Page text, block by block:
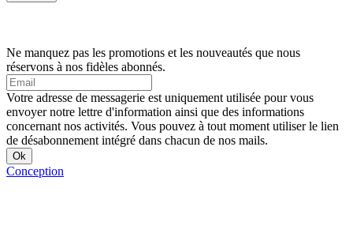
Ne manquez pas les promotions et les nouveautés que nous
réservons à nos fidèles abonnés.
Votre adresse de messagerie est uniquement utilisée pour vous
envoyer notre lettre d'information ainsi que des informations
concernant nos activités. Vous pouvez à tout moment utiliser le lien
de désabonnement intégré dans chacun de nos mails.
Conception